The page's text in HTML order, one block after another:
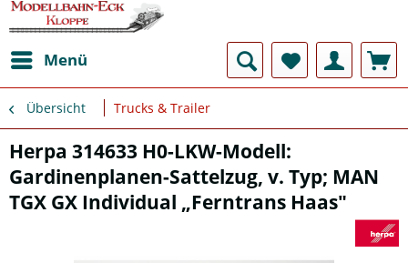
Menü
Übersicht Trucks & Trailer
Herpa 314633 H0-LKW-Modell:
Gardinenplanen-Sattelzug, v. Typ; MAN
TGX GX Individual „Ferntrans Haas"